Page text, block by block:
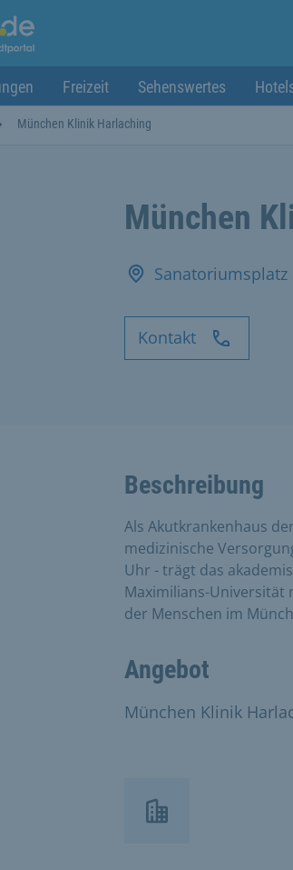
Freizeit Sehenswertes
München Klinik Harlaching
München
Sanatoriumsplatz
Kontakt
Beschreibung
Als Akutkrankenhaus
medizinische
Uhr - trägt das
Maximilians-Universität
der Menschen im
Angebot
München Klinik